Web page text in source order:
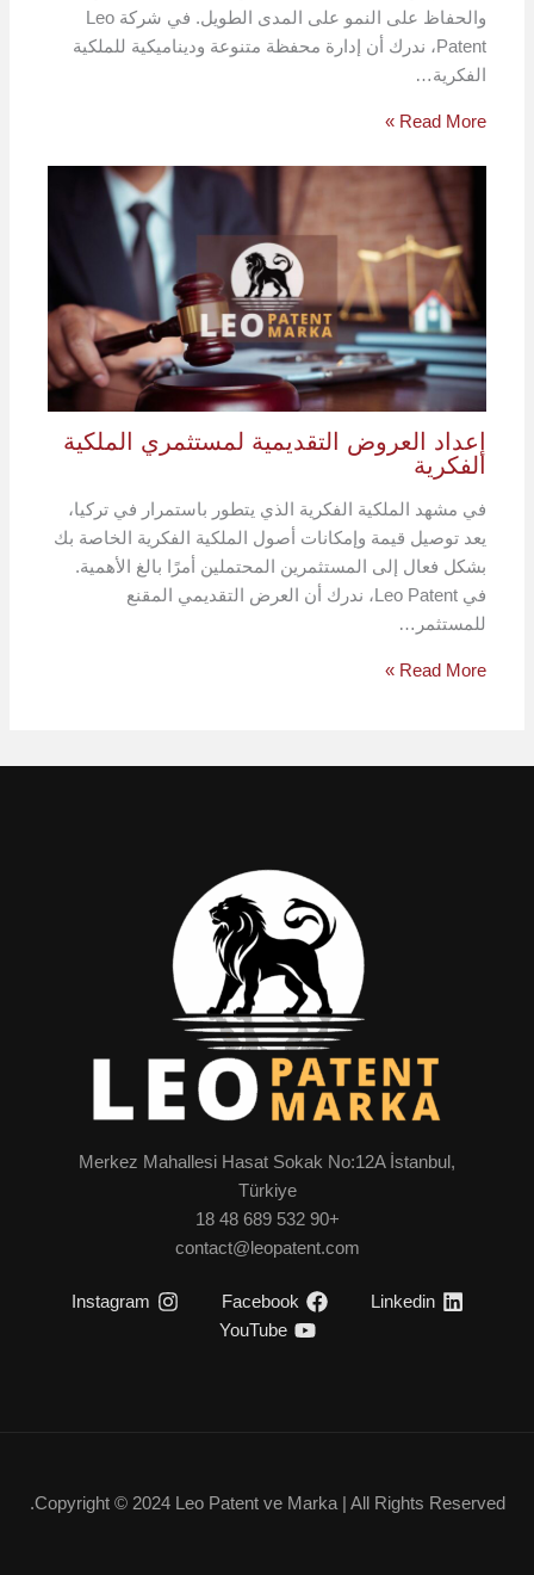
والحفاظ على النمو على المدى الطويل. في شركة Leo
Patent، ندرك أن إدارة محفظة متنوعة وديناميكية للملكية
الفكرية…
Read More »
إعداد العروض التقديمية لمستثمري الملكية
الفكرية
في مشهد الملكية الفكرية الذي يتطور باستمرار في تركيا،
يعد توصيل قيمة وإمكانات أصول الملكية الفكرية الخاصة بك
بشكل فعال إلى المستثمرين المحتملين أمرًا بالغ الأهمية.
في Leo Patent، ندرك أن العرض التقديمي المقنع
للمستثمر…
Read More »
Merkez Mahallesi Hasat Sokak No:12A İstanbul,
Türkiye
+90 532 689 48 18
contact@leopatent.com
Linkedin
Facebook
Instagram
YouTube
Copyright © 2024 Leo Patent ve Marka | All Rights Reserved.